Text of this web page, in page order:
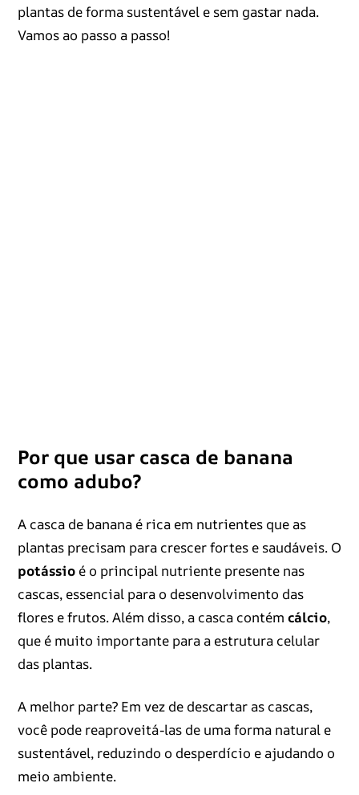
plantas de forma sustentável e sem gastar nada.
Vamos ao passo a passo!
Por que usar casca de banana
como adubo?
A casca de banana é rica em nutrientes que as
plantas precisam para crescer fortes e saudáveis. O
potássioé o principal nutriente presente nas
cascas, essencial para o desenvolvimento das
flores e frutos. Além disso, a casca contém cálcio,
que é muito importante para a estrutura celular
das plantas.
A melhor parte? Em vez de descartar as cascas,
você pode reaproveitá-las de uma forma natural e
sustentável, reduzindo o desperdício e ajudando o
meio ambiente.